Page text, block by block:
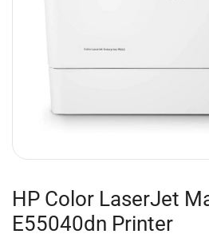
HP Color LaserJet
E55040dn Printer